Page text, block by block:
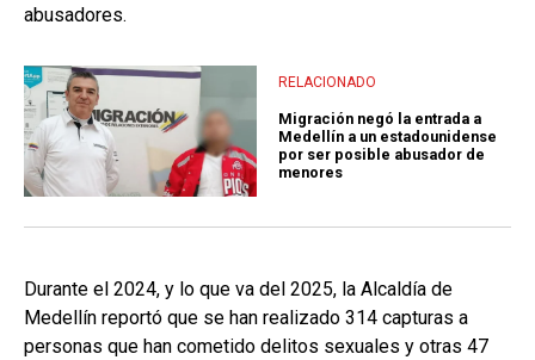
abusadores.
RELACIONADO
Migración negó la entrada a
Medellín a un estadounidense
por ser posible abusador de
menores
Durante el 2024, y lo que va del 2025, la Alcaldía de
Medellín reportó que se han realizado 314 capturas a
personas que han cometido delitos sexuales y otras 47